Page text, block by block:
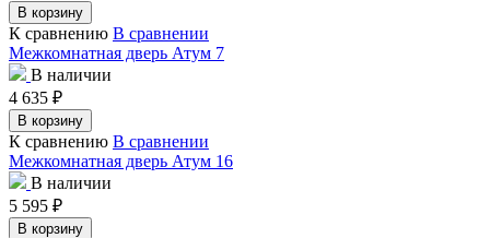
В корзину
К сравнению В сравнении
Межкомнатная дверь Атум 7
В наличии
4 635 ₽
В корзину
К сравнению В сравнении
Межкомнатная дверь Атум 16
В наличии
5 595 ₽
В корзину